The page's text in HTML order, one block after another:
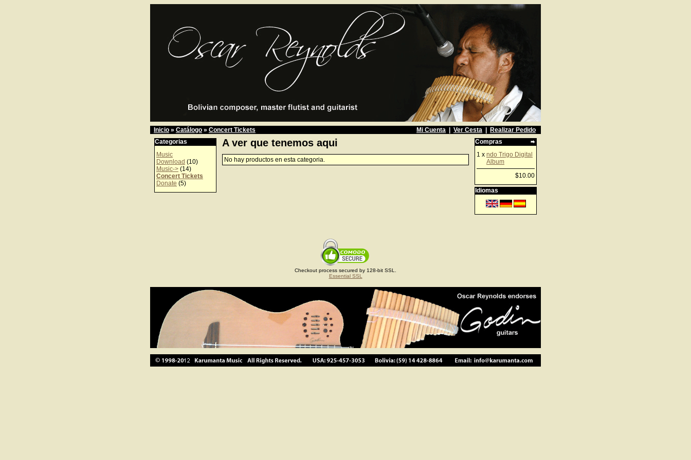
Inicio » Catálogo » Concert Tickets Mi Cuenta Ver Cesta
Realizar Pedido
Categorias
Music
Download (10)
Music-> (14)
Concert Tickets
Donate (5)
A ver que tenemos aqui
No hay productos en esta categoria.
Compras
1 x ndo Trigo Digital
Album
$10.00
Idiomas
Checkout process secured by 128-bit SSL.
Essential SSL